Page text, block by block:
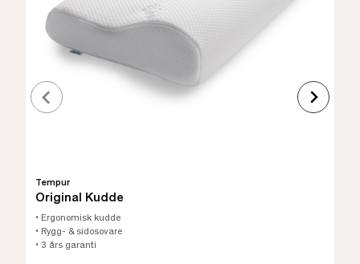
Tempur
Original Kudde
• Ergonomisk kudde
• Rygg- & sidosovare
• 3 års garanti